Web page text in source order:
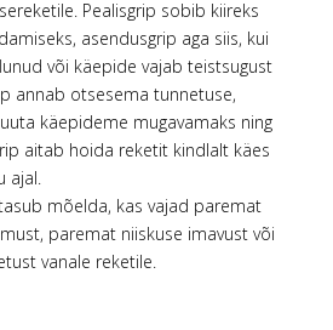
Pealisgrip sobib kiireks
asendusgrip aga siis, kui
või käepide vajab teistsugust
annab otsesema tunnetuse,
käepideme mugavamaks ning
aitab hoida reketit kindlalt käes
ajal.
mõelda, kas vajad paremat
paremat niiskuse imavust või
vanale reketile.